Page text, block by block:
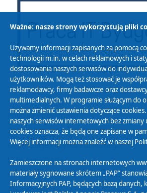
Polityka Prywatności
Zasady korzystania z Serwisu
Organizacje Pożytku Publicznego
Cyfryzacja DAB+
Polityka ochrony danych osobowych
Abonament
Ważne: nasze strony wykorzystują pliki
Używamy informacji zapisanych za pomocą
technologii m.in. w celach reklamowych i
dostosowania naszych serwisów do
użytkowników. Mogą też stosować je
reklamodawcy, firmy badawcze oraz
multimedialnych. W programie służącym do
można zmienić ustawienia dotyczące
naszych serwisów internetowych bez zmiany
cookies oznacza, że będą one zapisane w
Więcej informacji można znaleźć w naszej
Zamieszczone na stronach internetowych
materiały sygnowane skrótem „PAP”
Informacyjnych PAP, będących bazą